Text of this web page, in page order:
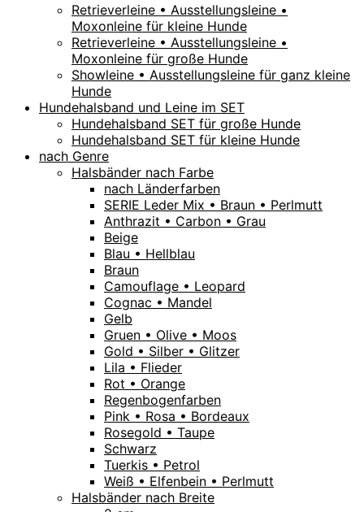
Retrieverleine • Ausstellungsleine •
Moxonleine für kleine Hunde
Retrieverleine • Ausstellungsleine •
Moxonleine für große Hunde
Showleine • Ausstellungsleine für ganz kleine
Hunde
Hundehalsband und Leine im SET
Hundehalsband SET für große Hunde
Hundehalsband SET für kleine Hunde
nach Genre
Halsbänder nach Farbe
nach Länderfarben
SERIE Leder Mix • Braun • Perlmutt
Anthrazit • Carbon • Grau
Beige
Blau • Hellblau
Braun
Camouflage • Leopard
Cognac • Mandel
Gelb
Gruen • Olive • Moos
Gold • Silber • Glitzer
Lila • Flieder
Rot • Orange
Regenbogenfarben
Pink • Rosa • Bordeaux
Rosegold • Taupe
Schwarz
Tuerkis • Petrol
Weiß • Elfenbein • Perlmutt
Halsbänder nach Breite